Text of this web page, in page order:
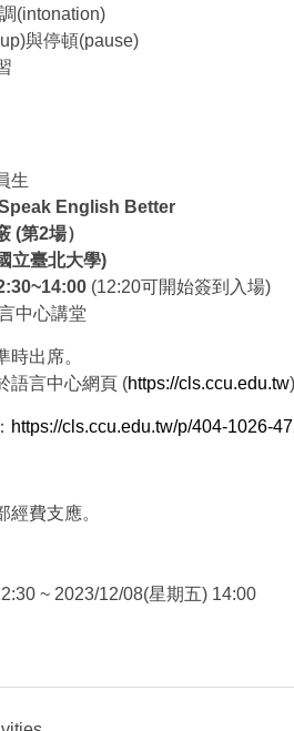
(intonation)
與停頓(pause)
生
English Better
2場）
立臺北大學)
(12:20可開始簽到入場)
中心講堂
出席。
語言中心網頁 (https://cls.ccu.edu.tw
https://cls.ccu.edu.tw/p/404-1026-
經費支應。
~ 2023/12/08(星期五) 14:00